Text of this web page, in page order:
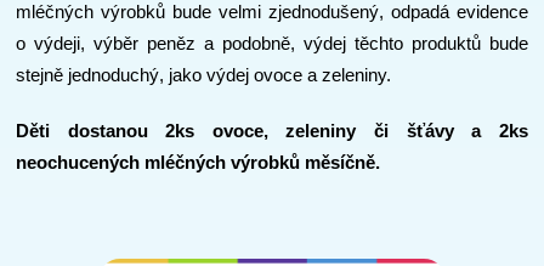
mléčných výrobků bude velmi zjednodušený, odpadá evidence
o výdeji, výběr peněz a podobně, výdej těchto produktů bude
stejně jednoduchý, jako výdej ovoce a zeleniny.
Děti dostanou 2ks ovoce, zeleniny či šťávy a 2ks
neochucených mléčných výrobků měsíčně.